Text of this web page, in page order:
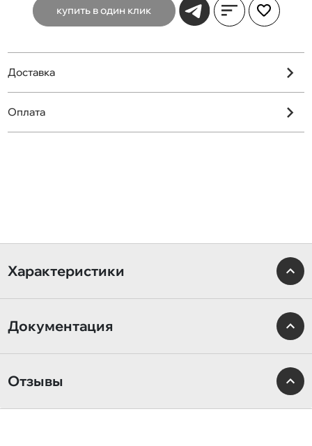
купить в один клик
Доставка
Оплата
Характеристики
Документация
Отзывы